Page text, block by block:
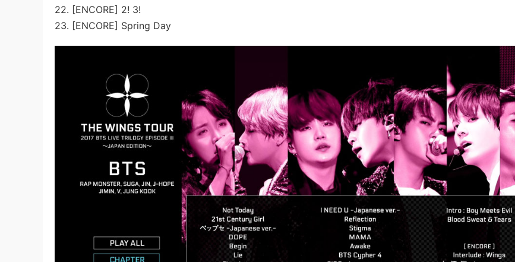
22. [ENCORE] 2! 3!
23. [ENCORE] Spring Day